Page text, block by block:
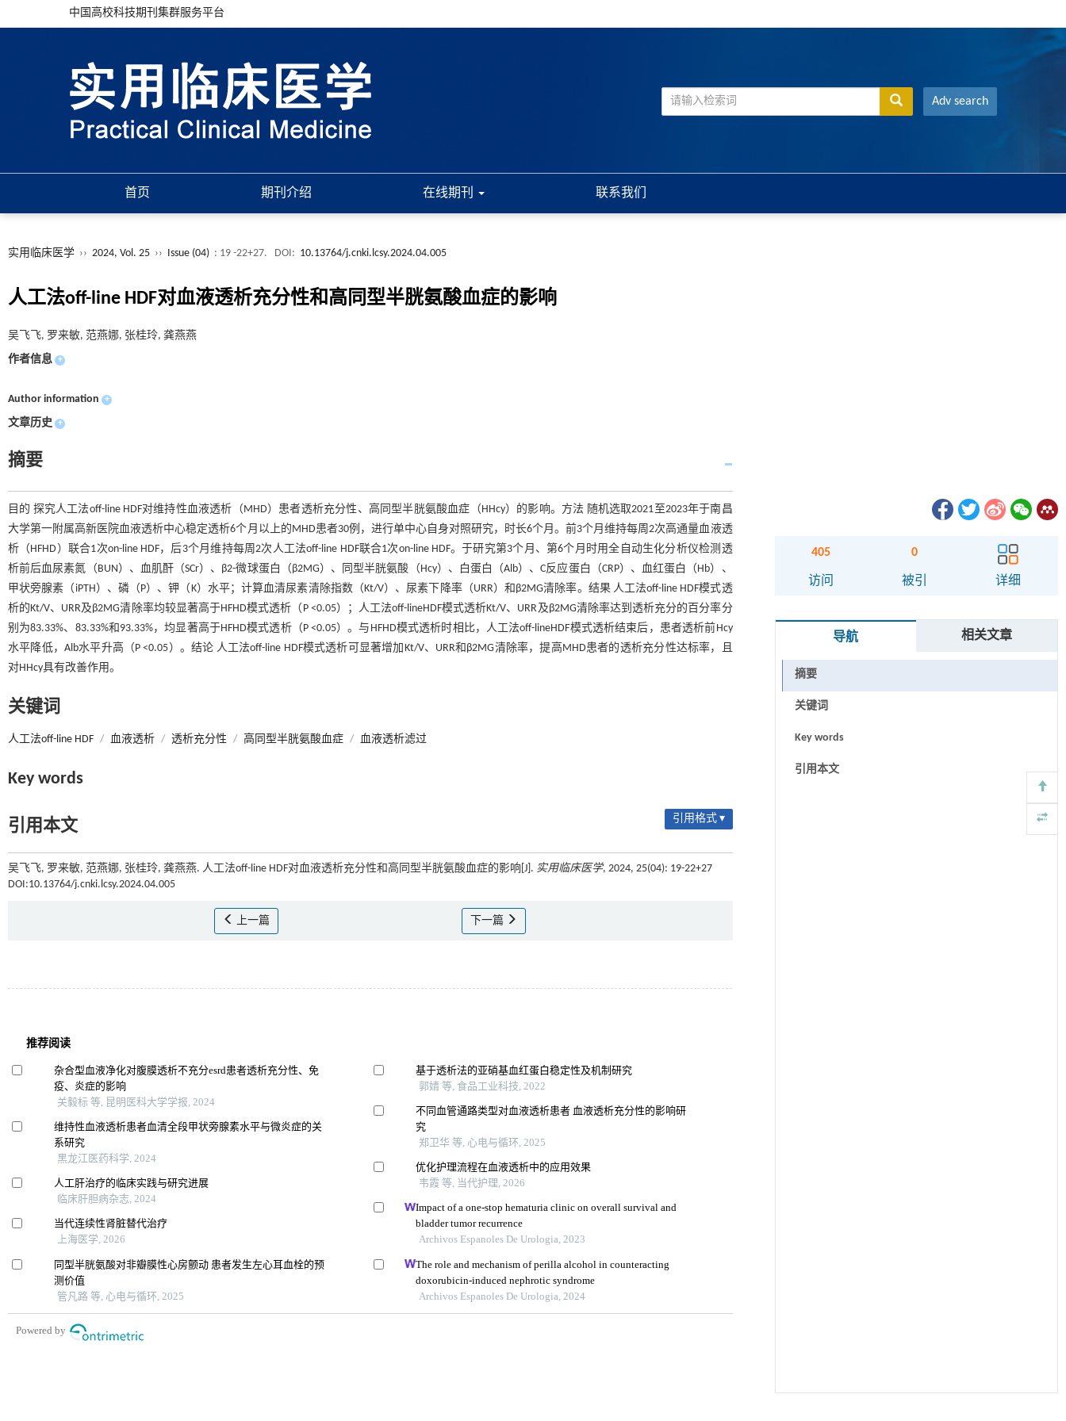
中国高校科技期刊集群服务平台
Adv search
首页 期刊介绍 在线期刊 联系我们
实用临床医学 ›› 2024, Vol. 25 ›› Issue (04) : 19 -22+27. DOI: 10.13764/j.cnki.lcsy.2024.04.005
人工法off-line HDF对血液透析充分性和高同型半胱氨酸血症的影响
吴飞飞, 罗来敏, 范燕娜, 张桂玲, 龚燕燕
作者信息 +
Author information +
文章历史 +
摘要
目的 探究人工法off-line HDF对维持性血液透析（MHD）患者透析充分性、高同型半胱氨酸血症（HHcy）的影响。方法 随机选取2021至2023年于南昌
大学第一附属高新医院血液透析中心稳定透析6个月以上的MHD患者30例，进行单中心自身对照研究，时长6个月。前3个月维持每周2次高通量血液透
析（HFHD）联合1次on-line HDF，后3个月维持每周2次人工法off-line HDF联合1次on-line HDF。于研究第3个月、第6个月时用全自动生化分析仪检测透
析前后血尿素氮（BUN）、血肌酐（SCr）、β2-微球蛋白（β2MG）、同型半胱氨酸（Hcy）、白蛋白（Alb）、C反应蛋白（CRP）、血红蛋白（Hb）、
甲状旁腺素（iPTH）、磷（P）、钾（K）水平；计算血清尿素清除指数（Kt/V）、尿素下降率（URR）和β2MG清除率。结果 人工法off-line HDF模式透
析的Kt/V、URR及β2MG清除率均较显著高于HFHD模式透析（P <0.05）；人工法off-lineHDF模式透析Kt/V、URR及β2MG清除率达到透析充分的百分率分
别为83.33%、83.33%和93.33%，均显著高于HFHD模式透析（P <0.05）。与HFHD模式透析时相比，人工法off-lineHDF模式透析结束后，患者透析前Hcy
水平降低，Alb水平升高（P <0.05）。结论 人工法off-line HDF模式透析可显著增加Kt/V、URR和β2MG清除率，提高MHD患者的透析充分性达标率，且
对HHcy具有改善作用。
关键词
人工法off-line HDF / 血液透析 / 透析充分性 / 高同型半胱氨酸血症 / 血液透析滤过
Key words
引用本文 引用格式 ▾
吴飞飞, 罗来敏, 范燕娜, 张桂玲, 龚燕燕. 人工法off-line HDF对血液透析充分性和高同型半胱氨酸血症的影响[J]. 实用临床医学, 2024, 25(04): 19-22+27
DOI:10.13764/j.cnki.lcsy.2024.04.005
上一篇 下一篇
405
访问
0
被引 详细
导航 相关文章
摘要
关键词
Key words
引用本文